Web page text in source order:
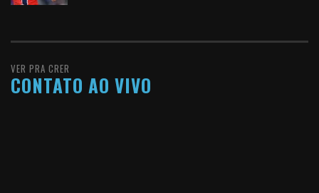
VER PRA CRER
CONTATO AO VIVO